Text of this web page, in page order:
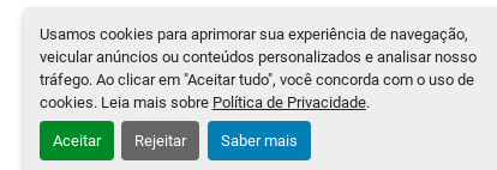
Usamos cookies para aprimorar sua experiência de navegação,
veicular anúncios ou conteúdos personalizados e analisar nosso
tráfego. Ao clicar em "Aceitar tudo", você concorda com o uso de
cookies. Leia mais sobre Política de Privacidade.
Aceitar Rejeitar Saber mais